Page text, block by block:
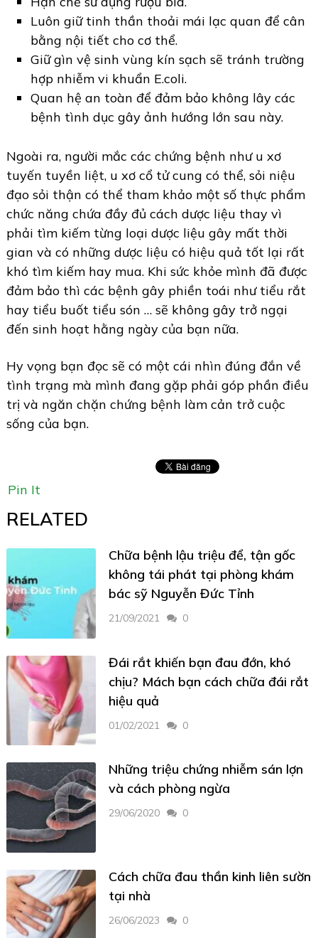
Luôn giữ tinh thần thoải mái lạc quan để cân
bằng nội tiết cho cơ thể.
Giữ gìn vệ sinh vùng kín sạch sẽ tránh trường
hợp nhiễm vi khuẩn E.coli.
Quan hệ an toàn để đảm bảo không lây các
bệnh tình dục gây ảnh hướng lớn sau này.
Ngoài ra, người mắc các chứng bệnh như u xơ
tuyến tuyền liệt, u xơ cổ tử cung có thể, sỏi niệu
đạo sỏi thận có thể tham khảo một số thực phẩm
chức năng chứa đầy đủ cách dược liệu thay vì
phải tìm kiếm từng loại dược liệu gây mất thời
gian và có những dược liệu có hiệu quả tốt lại rất
khó tìm kiếm hay mua. Khi sức khỏe mình đã được
đảm bảo thì các bệnh gây phiền toái như tiểu rắt
hay tiểu buốt tiểu són … sẽ không gây trở ngại
đến sinh hoạt hằng ngày của bạn nữa.
Hy vọng bạn đọc sẽ có một cái nhìn đúng đắn về
tình trạng mà mình đang gặp phải góp phần điều
trị và ngăn chặn chứng bệnh làm cản trở cuộc
sống của bạn.
Pin It
RELATED
Chữa bệnh lậu triệu để, tận gốc
không tái phát tại phòng khám
bác sỹ Nguyễn Đức Tỉnh
21/09/2021 0
Đái rắt khiến bạn đau đớn, khó
chịu? Mách bạn cách chữa đái rắt
hiệu quả
01/02/2021 0
Những triệu chứng nhiễm sán lợn
và cách phòng ngừa
29/06/2020 0
Cách chữa đau thần kinh liên sườn
tại nhà
26/06/2023 0